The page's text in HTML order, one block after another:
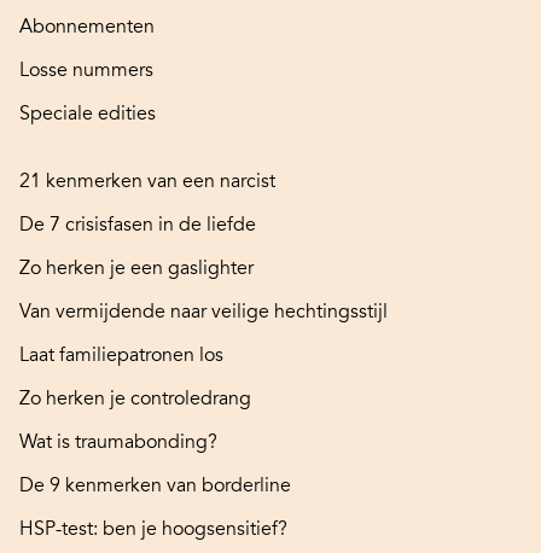
Abonnementen
Losse nummers
Speciale edities
21 kenmerken van een narcist
De 7 crisisfasen in de liefde
Zo herken je een gaslighter
Van vermijdende naar veilige hechtingsstijl
Laat familiepatronen los
Zo herken je controledrang
Wat is traumabonding?
De 9 kenmerken van borderline
HSP-test: ben je hoogsensitief?